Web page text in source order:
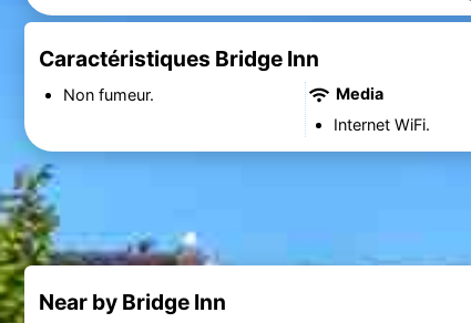
Caractéristiques Bridge Inn
Non fumeur.
Media
Internet WiFi.
Near by Bridge Inn